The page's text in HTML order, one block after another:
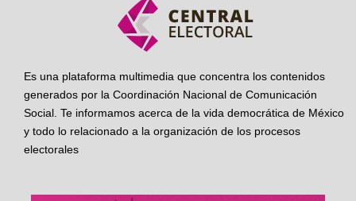
Es una plataforma multimedia que concentra los contenidos
generados por la Coordinación Nacional de Comunicación
Social. Te informamos acerca de la vida democrática de México
y todo lo relacionado a la organización de los procesos
electorales